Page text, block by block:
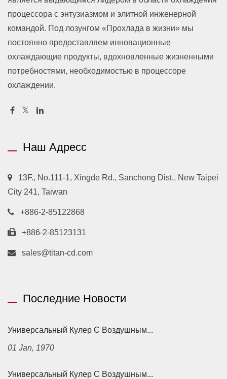
процессора с энтузиазмом и элитной инженерной
командой. Под лозунгом «Прохлада в жизни» мы
постоянно предоставляем инновационные
охлаждающие продукты, вдохновленные жизненными
потребностями, необходимостью в процессоре
охлаждении.
Наш Адресс
13F., No.111-1, Xingde Rd., Sanchong Dist., New Taipei
City 241, Taiwan
+886-2-85122868
+886-2-85123131
sales@titan-cd.com
Последние Новости
Универсальный Кулер С Воздушным...
01 Jan, 1970
Универсальный Кулер С Воздушным...